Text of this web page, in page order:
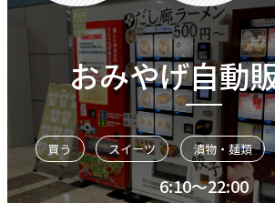
おみやげ自動
買う スイーツ 漬物・麺類
6:10～22:00